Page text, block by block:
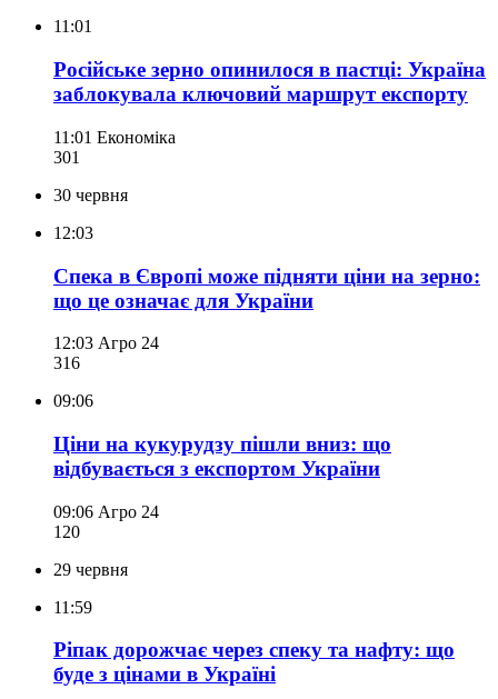
11:01
Російське зерно опинилося в пастці: Україна
заблокувала ключовий маршрут експорту
11:01 Економіка
301
30 червня
12:03
Спека в Європі може підняти ціни на зерно:
що це означає для України
12:03 Агро 24
316
09:06
Ціни на кукурудзу пішли вниз: що
відбувається з експортом України
09:06 Агро 24
120
29 червня
11:59
Ріпак дорожчає через спеку та нафту: що
буде з цінами в Україні